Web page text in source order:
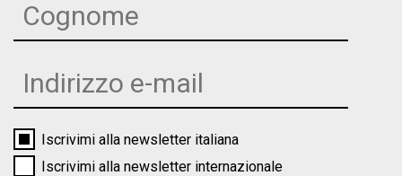
Iscrivimi alla newsletter italiana
Iscrivimi alla newsletter internazionale